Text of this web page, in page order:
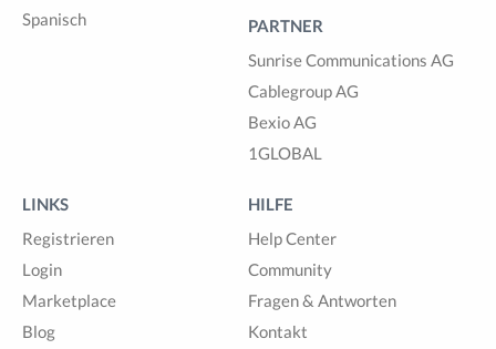
Spanisch
PARTNER
Sunrise Communications AG
Cablegroup AG
Bexio AG
1GLOBAL
LINKS
Registrieren
Login
Marketplace
Blog
HILFE
Help Center
Community
Fragen & Antworten
Kontakt